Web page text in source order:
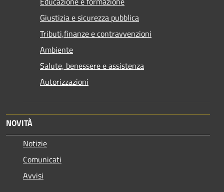
Giustizia e sicurezza pubblica
Tributi,finanze e contravvenzioni
Ambiente
Salute, benessere e assistenza
Autorizzazioni
NOVITÀ
Notizie
Comunicati
Avvisi